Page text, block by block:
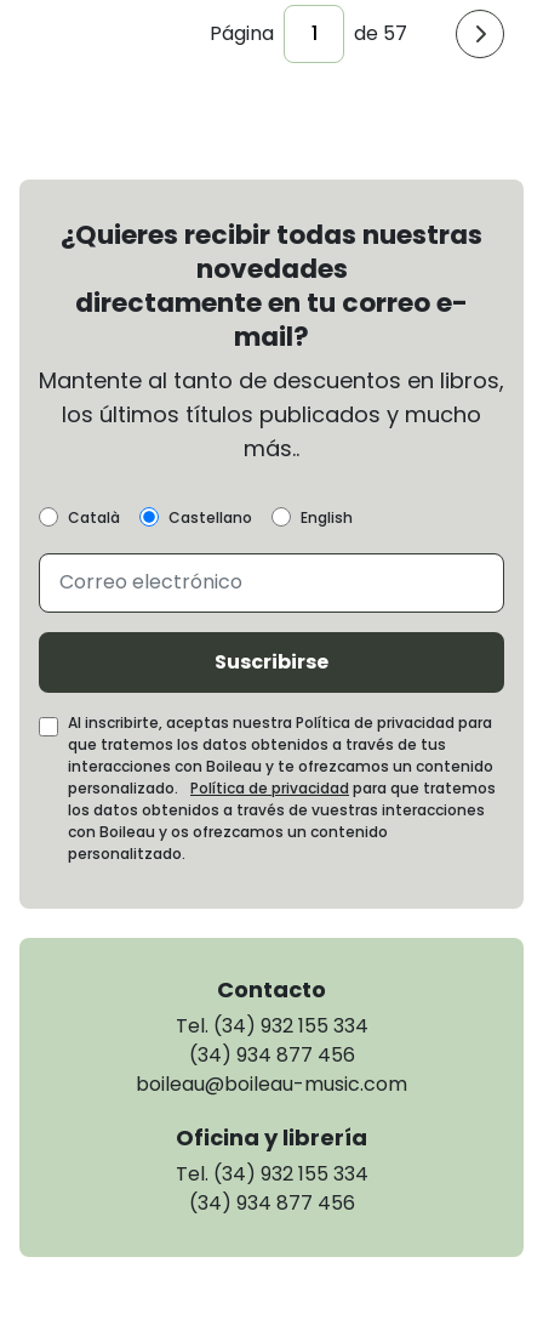
Página de 57
¿Quieres recibir todas nuestras
novedades
directamente en tu correo e-
mail?
Mantente al tanto de descuentos en libros,
los últimos títulos publicados y mucho
más..
Català Castellano English
Suscribirse
Al inscribirte, aceptas nuestra Política de privacidad para
que tratemos los datos obtenidos a través de tus
interacciones con Boileau y te ofrezcamos un contenido
personalizado. Política de privacidad para que tratemos
los datos obtenidos a través de vuestras interacciones
con Boileau y os ofrezcamos un contenido
personalitzado.
Contacto
Tel. (34) 932 155 334
(34) 934 877 456
boileau@boileau-music.com
Oficina y librería
Tel. (34) 932 155 334
(34) 934 877 456